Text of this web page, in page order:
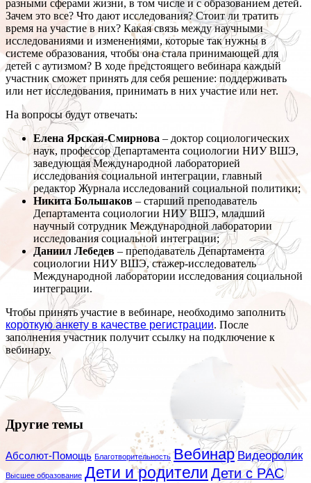
разными сферами жизни, в том числе и с образованием детей.
Зачем это все? Что дают исследования? Стоит ли тратить
время на участие в них? Какая связь между научными
исследованиями и изменениями, которые так нужны в
системе образования, чтобы она стала принимающей для
детей с аутизмом? В ходе предстоящего вебинара каждый
участник сможет принять для себя решение: поддерживать
или нет исследования, принимать в них участие или нет.
На вопросы будут отвечать:
Елена Ярская-Смирнова – доктор социологических
наук, профессор Департамента социологии НИУ ВШЭ,
заведующая Международной лабораторией
исследования социальной интеграции, главный
редактор Журнала исследований социальной политики;
Никита Большаков – старший преподаватель
Департамента социологии НИУ ВШЭ, младший
научный сотрудник Международной лаборатории
исследования социальной интеграции;
Даниил Лебедев – преподаватель Департамента
социологии НИУ ВШЭ, стажер-исследователь
Международной лаборатории исследования социальной
интеграции.
Чтобы принять участие в вебинаре, необходимо заполнить
короткую анкету в качестве регистрации. После
заполнения участник получит ссылку на подключение к
вебинару.
Другие темы
Абсолют-Помощь Благотворительность Вебинар Видеоролик
Высшее образование Дети и родители Дети с РАС